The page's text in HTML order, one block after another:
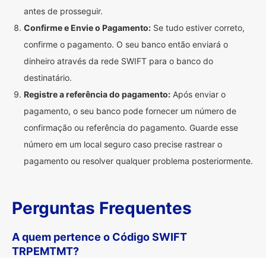
antes de prosseguir.
Confirme e Envie o Pagamento: Se tudo estiver correto,
confirme o pagamento. O seu banco então enviará o
dinheiro através da rede SWIFT para o banco do
destinatário.
Registre a referência do pagamento: Após enviar o
pagamento, o seu banco pode fornecer um número de
confirmação ou referência do pagamento. Guarde esse
número em um local seguro caso precise rastrear o
pagamento ou resolver qualquer problema posteriormente.
Perguntas Frequentes
A quem pertence o Código SWIFT
TRPEMTMT?